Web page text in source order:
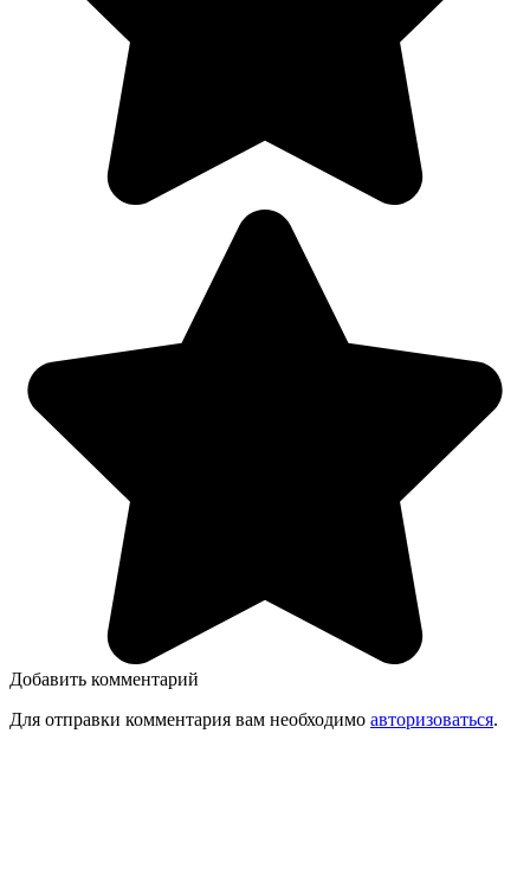
Добавить комментарий
Для отправки комментария вам необходимо авторизоваться.